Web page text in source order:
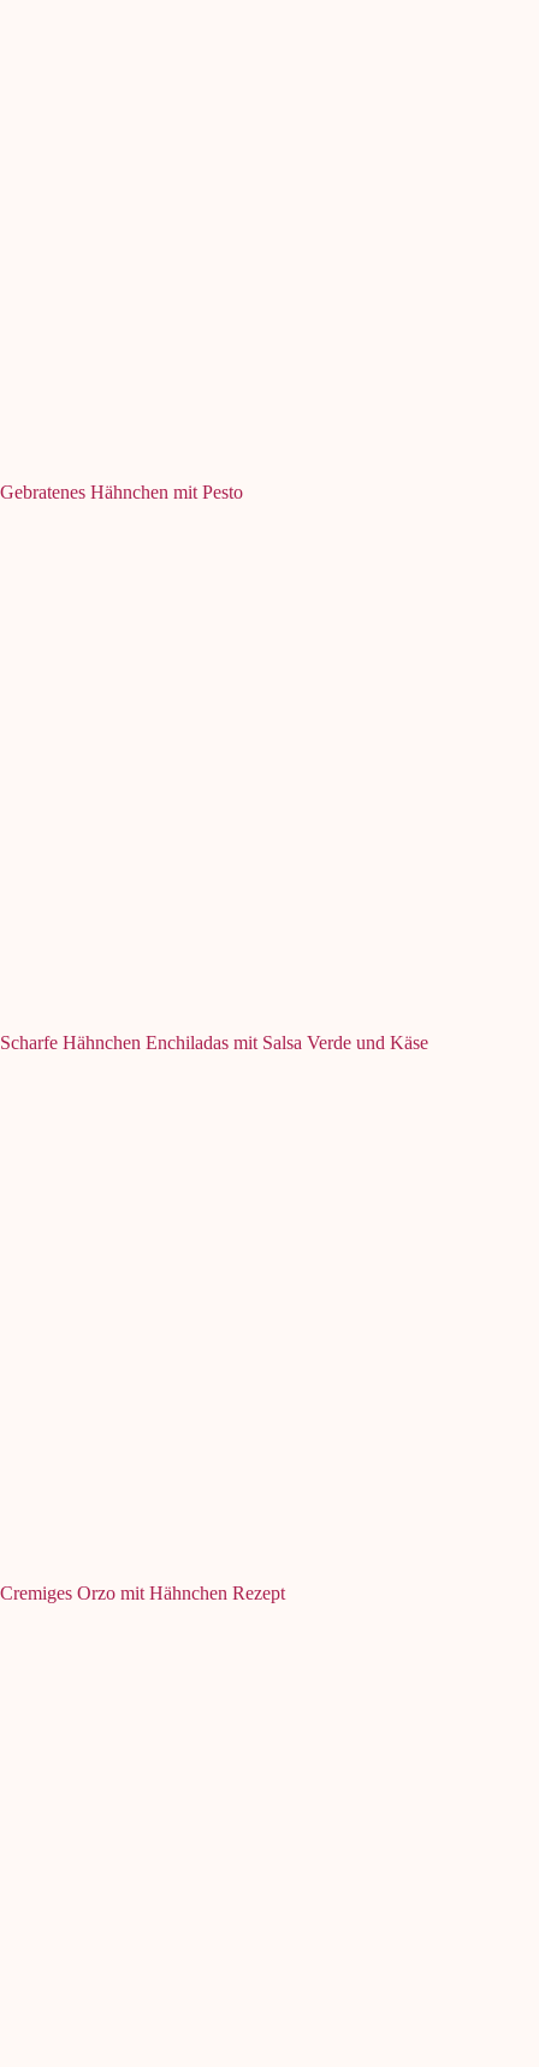
Gebratenes Hähnchen mit Pesto
Scharfe Hähnchen Enchiladas mit Salsa Verde und Käse
Cremiges Orzo mit Hähnchen Rezept